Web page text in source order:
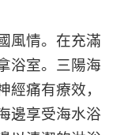
風情。在充滿
浴室。三陽海
痛有療效，
邊享受海水浴